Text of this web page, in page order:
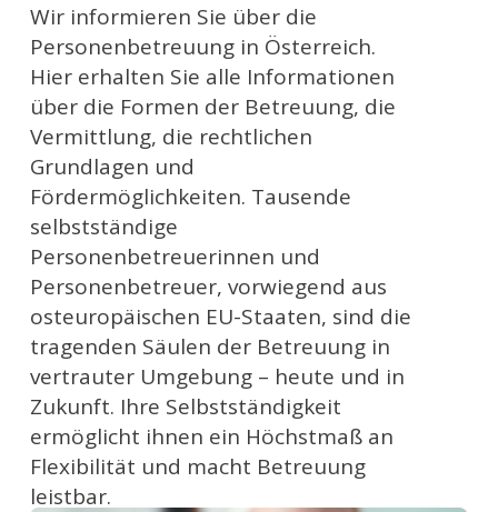
Wir informieren Sie über die
Personenbetreuung in Österreich.
Hier erhalten Sie alle Informationen
über die Formen der Betreuung, die
Vermittlung, die rechtlichen
Grundlagen und
Fördermöglichkeiten. Tausende
selbstständige
Personenbetreuerinnen und
Personenbetreuer, vorwiegend aus
osteuropäischen EU-Staaten, sind die
tragenden Säulen der Betreuung in
vertrauter Umgebung – heute und in
Zukunft. Ihre Selbstständigkeit
ermöglicht ihnen ein Höchstmaß an
Flexibilität und macht Betreuung
leistbar.